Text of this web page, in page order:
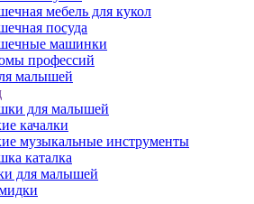
мебель для кукол
посуда
машинки
профессий
малышей
для малышей
качалки
музыкальные инструменты
каталка
для малышей